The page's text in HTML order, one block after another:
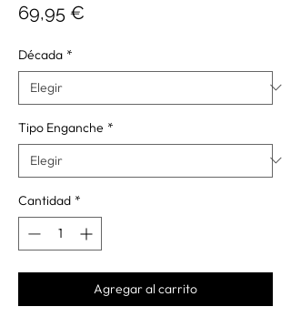
69,95 €
Década *
Tipo Enganche *
Cantidad *
Agregar al carrito